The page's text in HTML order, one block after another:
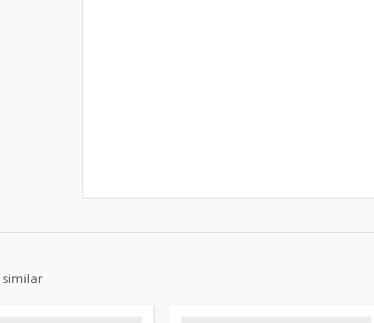
similar